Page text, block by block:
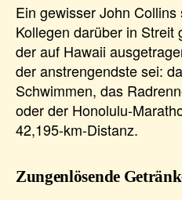
Ein gewisser John
Kollegen darüber in Streit
der auf Hawaii
der anstrengendste sei:
Schwimmen, das
oder der Honolulu-
42,195-km-Distanz.
Zungenlösende